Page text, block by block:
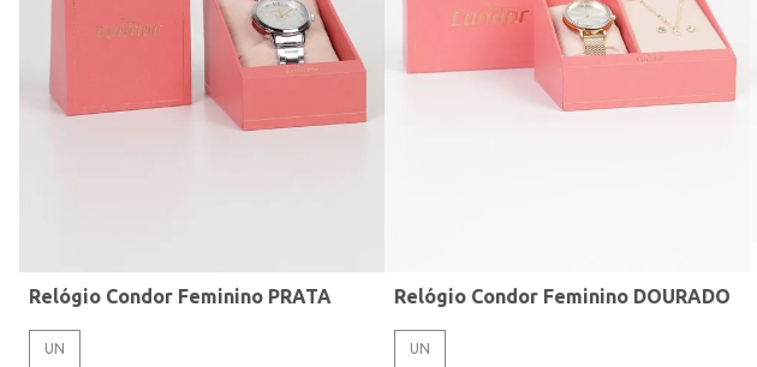
Relógio Condor Feminino PRATA
UN
Relógio Condor Feminino DOURADO
UN